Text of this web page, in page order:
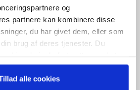
og
partnere kan kombinere disse
du har givet dem, eller som
brug af deres tjenester. Du
alle cookies
bliver du tilmeldt Bestyrelsesguidens
markedsføring via mail.